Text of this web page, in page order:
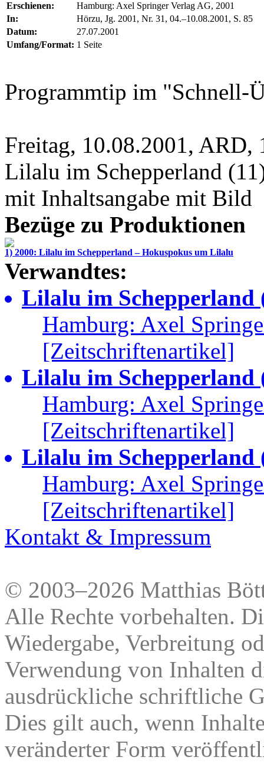
Erschienen:
Hamburg: Axel Springer Verlag AG, 2001
In:
Hörzu, Jg. 2001, Nr. 31, 04.–10.08.2001, S. 85
Datum:
27.07.2001
Umfang/Format: 1 Seite
Programmtip im "Schnell-
Freitag, 10.08.2001, ARD,
Lilalu im Schepperland
mit Inhaltsangabe mit Bild
Bezüge zu Produktionen
1) 2000: Lilalu im Schepperland – Hokuspokus um Lilalu
Verwandtes:
Lilalu im Schepperland
Hamburg: Axel
[Zeitschriftenartikel]
Lilalu im Schepperland
Hamburg: Axel
[Zeitschriftenartikel]
Lilalu im Schepperland
Hamburg: Axel
[Zeitschriftenartikel]
Kontakt & Impressum
© 2003–2026 Matthias
Alle Rechte vorbehalten.
Wiedergabe, Verbreitung
Verwendung von Inhalten
ausdrückliche schriftliche
Dies gilt auch, wenn
veränderter Form